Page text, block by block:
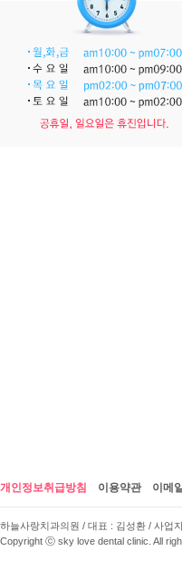
개인정보취급방침 이용약관 이메
하늘사랑치과의원 / 대표 : 김성환 / 사업
Copyright ⓒ sky love dental clinic. All